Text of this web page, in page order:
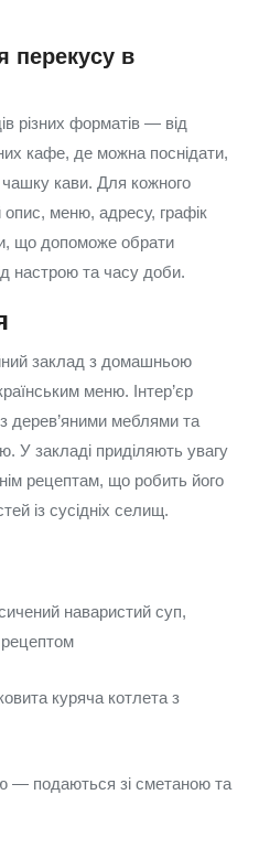
перекусу в
різних форматів — від
кафе, де можна поснідати,
кави. Для кожного
меню, адресу, графік
що допоможе обрати
настрою та часу доби.
заклад з домашньою
меню. Інтер’єр
дерев’яними меблями та
У закладі приділяють увагу
рецептам, що робить його
із сусідніх селищ.
наваристий суп,
рецептом
куряча котлета з
— подаються зі сметаною та